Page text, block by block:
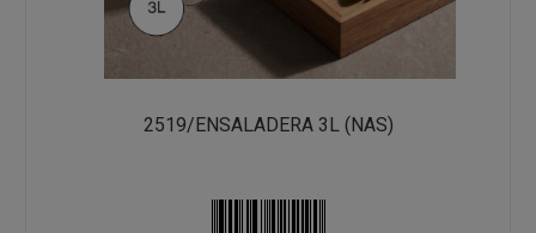
2519/ENSALADERA 3L (NAS)